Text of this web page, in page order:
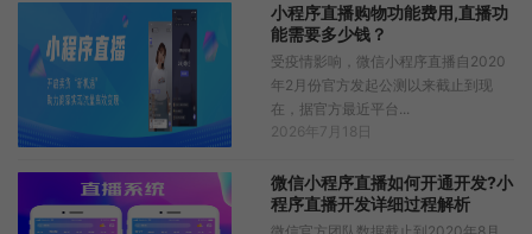
小程序直播购物功能费用,直播功
能需要多少钱？
受疫情影响，微信小程序直播自2020
年2月份官方发起公测以来截止到现
在，据官方最近平台...
2026年7月18日
微信小程序直播如何开通开发?小
程序直播开发详细过程解析